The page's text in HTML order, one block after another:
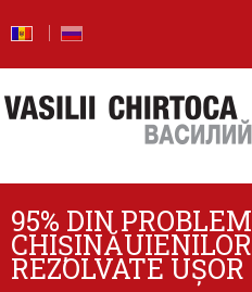
Știri
95% DIN
REZOLVATE UŞOR